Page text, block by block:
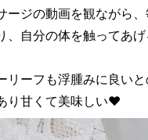
ージの動画を観ながら
、自分の体を触ってあ
リーフも浮腫みに良い
り甘くて美味しい❤️